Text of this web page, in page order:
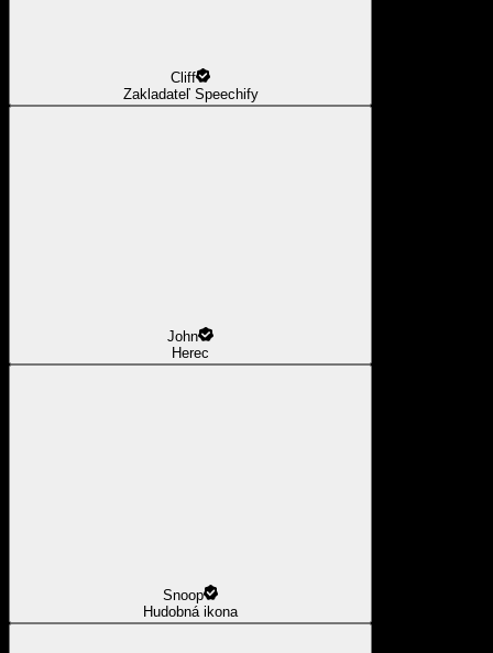
Cliff
Zakladateľ Speechify
John
Herec
Snoop
Hudobná ikona